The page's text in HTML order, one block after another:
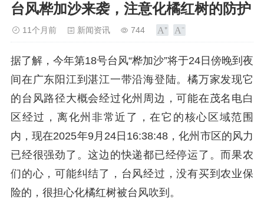
台风桦加沙来袭，注意化橘红树的防护
11个月前 新闻资讯 744
据了解，今年第18号台风“桦加沙”将于24日傍晚到夜
间在广东阳江到湛江一带沿海登陆。橘万家发现它
的台风路径大概会经过化州周边，可能在茂名电白
区经过，离化州非常近了，在它的核心区域范围
内，现在2025年9月24日16:38:48，化州市区的风力
已经很强劲了。这边的快递都已经停运了。而果农
们的心，可能纠结了，台风经过，没有买到农业保
险的，很担心化橘红树被台风吹到。